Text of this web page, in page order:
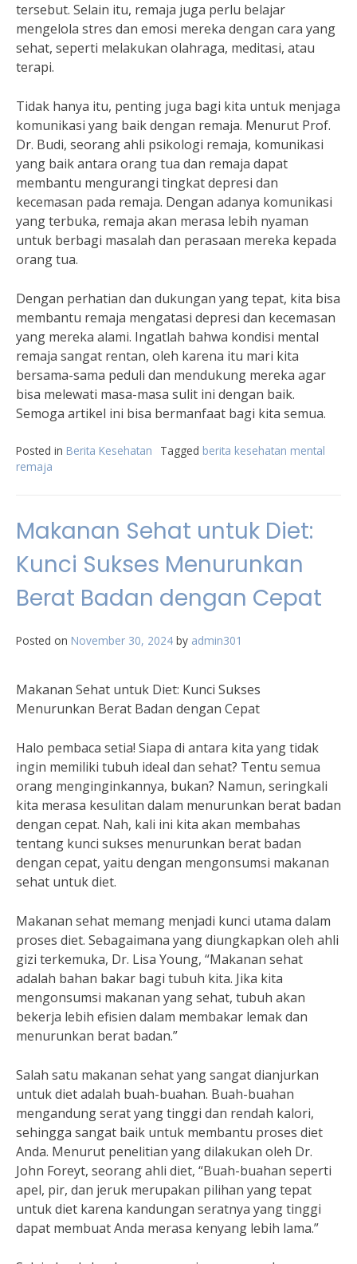
tersebut. Selain itu, remaja juga perlu belajar
mengelola stres dan emosi mereka dengan cara yang
sehat, seperti melakukan olahraga, meditasi, atau
terapi.
Tidak hanya itu, penting juga bagi kita untuk menjaga
komunikasi yang baik dengan remaja. Menurut Prof.
Dr. Budi, seorang ahli psikologi remaja, komunikasi
yang baik antara orang tua dan remaja dapat
membantu mengurangi tingkat depresi dan
kecemasan pada remaja. Dengan adanya komunikasi
yang terbuka, remaja akan merasa lebih nyaman
untuk berbagi masalah dan perasaan mereka kepada
orang tua.
Dengan perhatian dan dukungan yang tepat, kita bisa
membantu remaja mengatasi depresi dan kecemasan
yang mereka alami. Ingatlah bahwa kondisi mental
remaja sangat rentan, oleh karena itu mari kita
bersama-sama peduli dan mendukung mereka agar
bisa melewati masa-masa sulit ini dengan baik.
Semoga artikel ini bisa bermanfaat bagi kita semua.
Posted in Berita Kesehatan Tagged berita kesehatan mental
remaja
Makanan Sehat untuk Diet:
Kunci Sukses Menurunkan
Berat Badan dengan Cepat
Posted on November 30, 2024 by admin301
Makanan Sehat untuk Diet: Kunci Sukses
Menurunkan Berat Badan dengan Cepat
Halo pembaca setia! Siapa di antara kita yang tidak
ingin memiliki tubuh ideal dan sehat? Tentu semua
orang menginginkannya, bukan? Namun, seringkali
kita merasa kesulitan dalam menurunkan berat badan
dengan cepat. Nah, kali ini kita akan membahas
tentang kunci sukses menurunkan berat badan
dengan cepat, yaitu dengan mengonsumsi makanan
sehat untuk diet.
Makanan sehat memang menjadi kunci utama dalam
proses diet. Sebagaimana yang diungkapkan oleh ahli
gizi terkemuka, Dr. Lisa Young, “Makanan sehat
adalah bahan bakar bagi tubuh kita. Jika kita
mengonsumsi makanan yang sehat, tubuh akan
bekerja lebih efisien dalam membakar lemak dan
menurunkan berat badan.”
Salah satu makanan sehat yang sangat dianjurkan
untuk diet adalah buah-buahan. Buah-buahan
mengandung serat yang tinggi dan rendah kalori,
sehingga sangat baik untuk membantu proses diet
Anda. Menurut penelitian yang dilakukan oleh Dr.
John Foreyt, seorang ahli diet, “Buah-buahan seperti
apel, pir, dan jeruk merupakan pilihan yang tepat
untuk diet karena kandungan seratnya yang tinggi
dapat membuat Anda merasa kenyang lebih lama.”